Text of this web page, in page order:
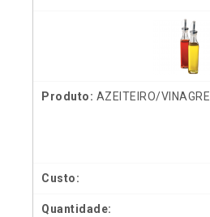
AZEITEIRO/